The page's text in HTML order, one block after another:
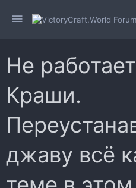
Не
Краши.
джаву всё